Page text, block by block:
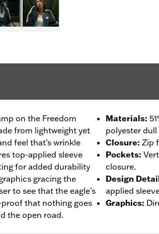
on the Freedom
from lightweight yet
feel that’s wrinkle
top-applied sleeve
for added durability
gracing the
to see that the eagle’s
that nothing goes
the open road.
Materials:
polyester
Closure: Zip
Pockets:
closure.
Design
applied
Graphics: